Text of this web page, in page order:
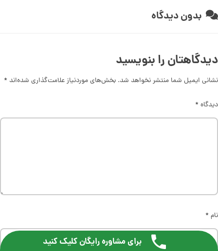
بدون دیدگاه
دیدگاهتان را بنویسید
نشانی ایمیل شما منتشر نخواهد شد. بخش‌های موردنیاز علامت‌گذاری شده‌اند *
دیدگاه*
نام*
برای مشاوره رایگان کلیک کنید